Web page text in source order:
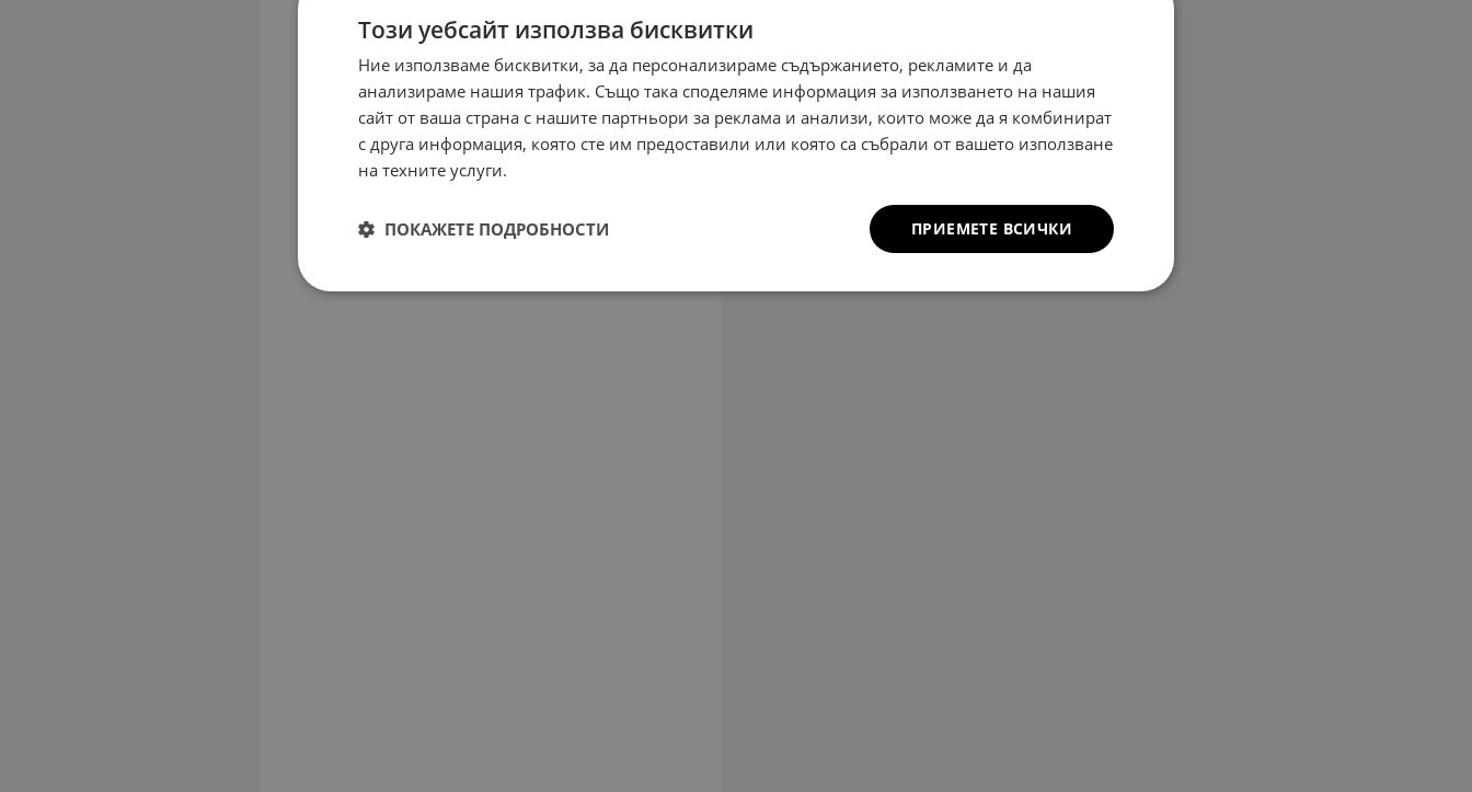
Този уебсайт използва бисквитки
Ние използваме бисквитки, за да персонализираме съдържанието, рекламите и да
анализираме нашия трафик. Също така споделяме информация за използването на нашия
сайт от ваша страна с нашите партньори за реклама и анализи, които може да я комбинират
с друга информация, която сте им предоставили или която са събрали от вашето използване
на техните услуги.
ПРИЕМЕТЕ ВСИЧКИ
ПОКАЖЕТЕ ПОДРОБНОСТИ